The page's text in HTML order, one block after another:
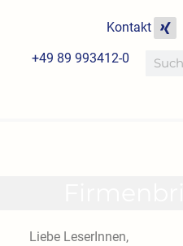
Kontakt
X
i
g
+49 89 993412-0 Suche
Liebe LeserInnen,